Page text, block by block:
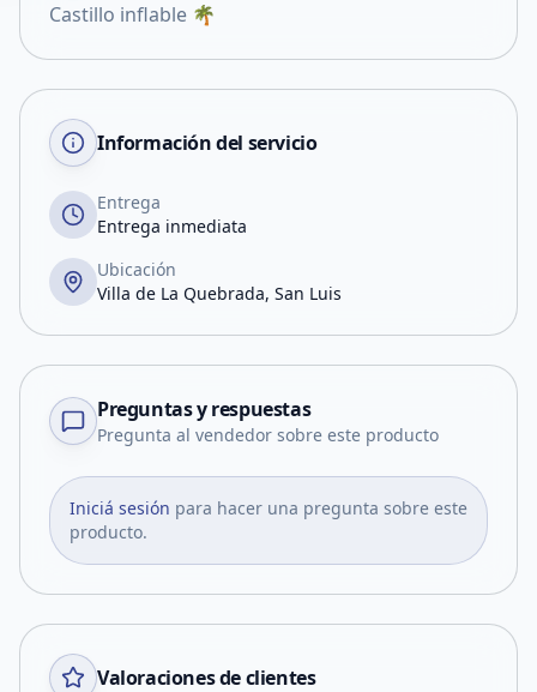
Castillo inflable 🌴
Información del servicio
Entrega
Entrega inmediata
Ubicación
Villa de La Quebrada, San Luis
Preguntas y respuestas
Pregunta al vendedor sobre este producto
Iniciá sesión para hacer una pregunta sobre este
producto.
Valoraciones de clientes